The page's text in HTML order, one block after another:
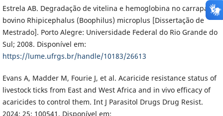
Estrela AB. Degradação de vitelina e hemoglobina no carrapato
bovino Rhipicephalus (Boophilus) microplus [Dissertação de
Mestrado]. Porto Alegre: Universidade Federal do Rio Grande do
Sul; 2008. Disponível em:
https://lume.ufrgs.br/handle/10183/26613
Evans A, Madder M, Fourie J, et al. Acaricide resistance status of
livestock ticks from East and West Africa and in vivo efficacy of
acaricides to control them. Int J Parasitol Drugs Drug Resist.
2024; 25: 100541. Disponível em: